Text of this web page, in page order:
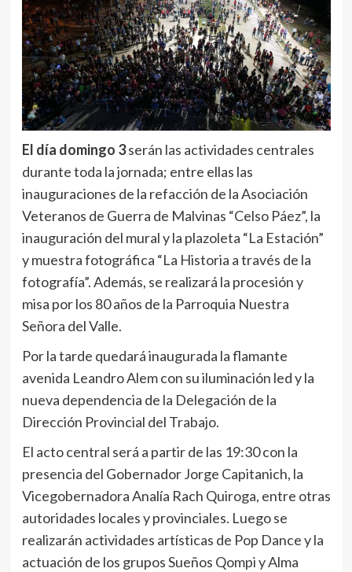
El día domingo 3serán las actividades centrales
durante toda la jornada; entre ellas las
inauguraciones de la refacción de la Asociación
Veteranos de Guerra de Malvinas “Celso Páez”, la
inauguración del mural y la plazoleta “La Estación”
y muestra fotográfica “La Historia a través de la
fotografía”. Además, se realizará la procesión y
misa por los 80 años de la Parroquia Nuestra
Señora del Valle.
Por la tarde quedará inaugurada la flamante
avenida Leandro Alem con su iluminación led y la
nueva dependencia de la Delegación de la
Dirección Provincial del Trabajo.
El acto central será a partir de las 19:30 con la
presencia del Gobernador Jorge Capitanich, la
Vicegobernadora Analía Rach Quiroga, entre otras
autoridades locales y provinciales. Luego se
realizarán actividades artísticas de Pop Dance y la
actuación de los grupos Sueños Qompi y Alma